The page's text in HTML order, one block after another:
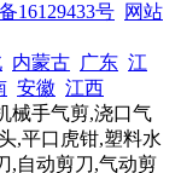
16129433号 网站
内蒙古 广东 江
安徽 江西
械手气剪,浇口气
,平口虎钳,塑料水
,自动剪刀,气动剪